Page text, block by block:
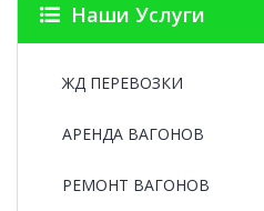
Наши Услуги
ЖД ПЕРЕВОЗКИ
АРЕНДА ВАГОНОВ
РЕМОНТ ВАГОНОВ